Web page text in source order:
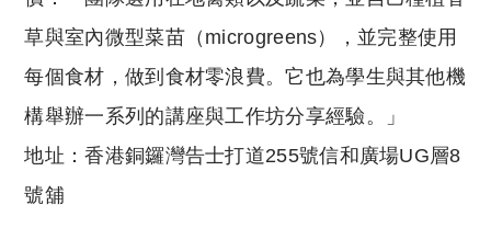
草與室內微型菜苗（microgreens），並完整使用
每個食材，做到食材零浪費。它也為學生與其他機
構舉辦一系列的講座與工作坊分享經驗。」
地址：香港銅鑼灣告士打道255號信和廣場UG層8
號舖